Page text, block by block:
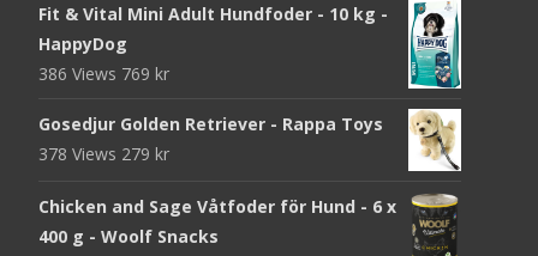
Fit & Vital Mini Adult Hundfoder - 10 kg -
HappyDog
386 Views 769 kr
Gosedjur Golden Retriever - Rappa Toys
378 Views 279 kr
Chicken and Sage Våtfoder för Hund - 6 x
400 g - Woolf Snacks